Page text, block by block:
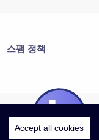
스팸 정책
Accept all cookies